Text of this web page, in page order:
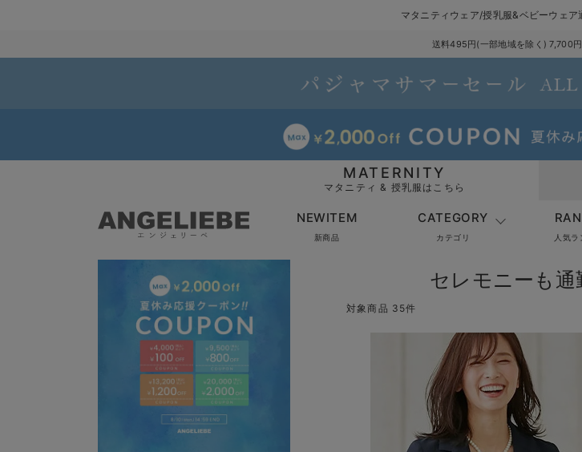
マタニティウェア/授乳服&ベビーウェ
送料495円(一部地域を除く) 7,700
MATERNITY
マタニティ & 授乳服はこちら
NEWITEM
新商品
CATEGORY
カテゴリ 人気
セレモニーも
対象商品 35件